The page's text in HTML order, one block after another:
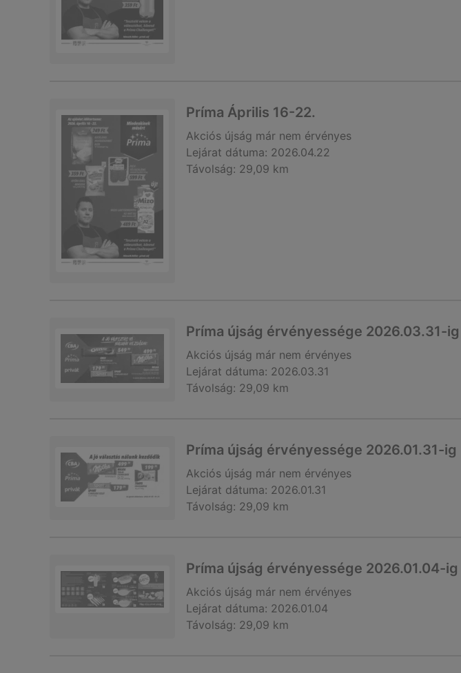
Príma Április 16-22.
Akciós újság már nem érvényes
Lejárat dátuma: 2026.04.22
Távolság: 29,09 km
Príma újság érvényessége 2026.03.31-ig
Akciós újság már nem érvényes
Lejárat dátuma: 2026.03.31
Távolság: 29,09 km
Príma újság érvényessége 2026.01.31-ig
Akciós újság már nem érvényes
Lejárat dátuma: 2026.01.31
Távolság: 29,09 km
Príma újság érvényessége 2026.01.04-ig
Akciós újság már nem érvényes
Lejárat dátuma: 2026.01.04
Távolság: 29,09 km